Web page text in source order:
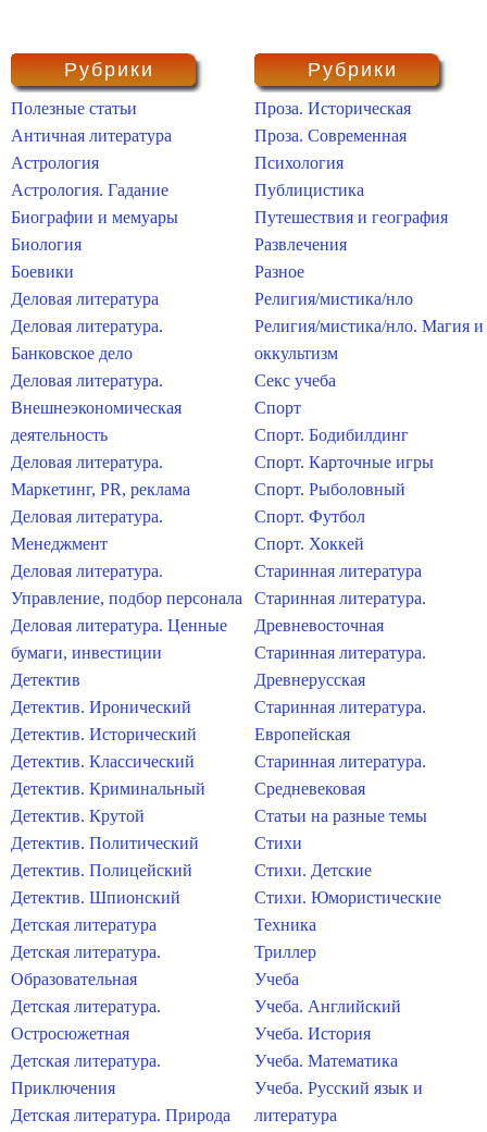
Рубрики
Полезные статьи
Античная литература
Астрология
Астрология. Гадание
Биографии и мемуары
Биология
Боевики
Деловая литература
Деловая литература.
Банковское дело
Деловая литература.
Внешнеэкономическая
деятельность
Деловая литература.
Маркетинг, PR, реклама
Деловая литература.
Менеджмент
Деловая литература.
Управление, подбор персонала
Деловая литература. Ценные
бумаги, инвестиции
Детектив
Детектив. Иронический
Детектив. Исторический
Детектив. Классический
Детектив. Криминальный
Детектив. Крутой
Детектив. Политический
Детектив. Полицейский
Детектив. Шпионский
Детская литература
Детская литература.
Образовательная
Детская литература.
Остросюжетная
Детская литература.
Приключения
Детская литература. Природа
Рубрики
Проза. Историческая
Проза. Современная
Психология
Публицистика
Путешествия и география
Развлечения
Разное
Религия/мистика/нло
Религия/мистика/нло. Магия и
оккультизм
Секс учеба
Спорт
Спорт. Бодибилдинг
Спорт. Карточные игры
Спорт. Рыболовный
Спорт. Футбол
Спорт. Хоккей
Старинная литература
Старинная литература.
Древневосточная
Старинная литература.
Древнерусская
Старинная литература.
Европейская
Старинная литература.
Средневековая
Статьи на разные темы
Стихи
Стихи. Детские
Стихи. Юмористические
Техника
Триллер
Учеба
Учеба. Английский
Учеба. История
Учеба. Математика
Учеба. Русский язык и
литература